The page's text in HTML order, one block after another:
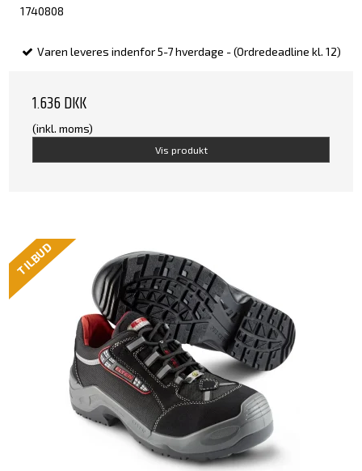
1740808
Varen leveres indenfor 5-7 hverdage - (Ordredeadline kl. 12)
1.636 DKK
(inkl. moms)
Vis produkt
TILBUD